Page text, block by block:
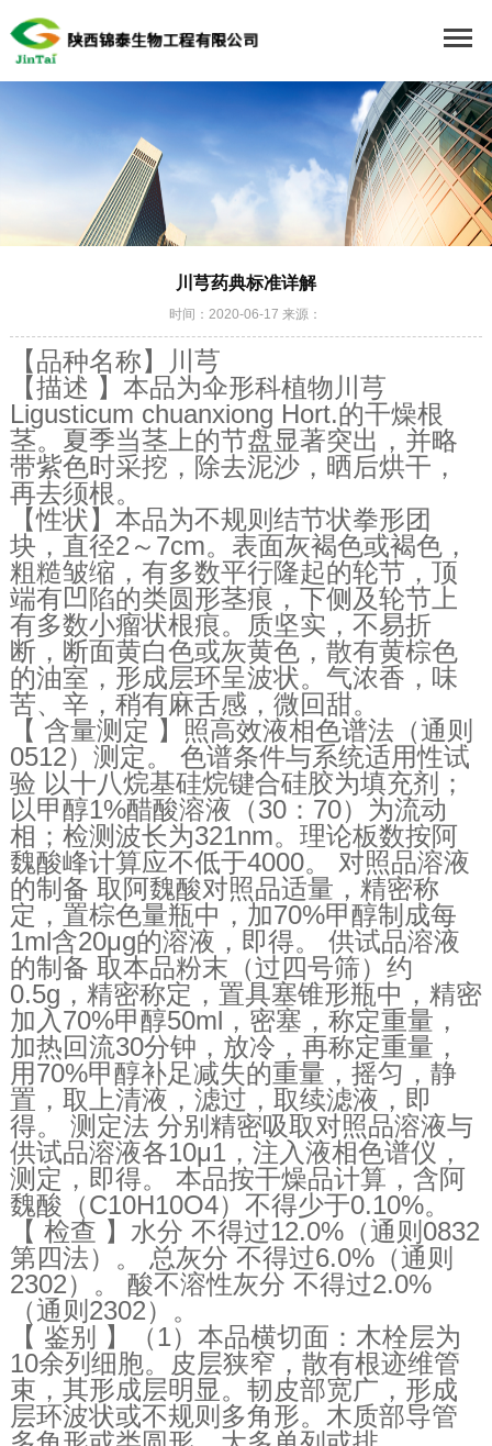
川芎药典标准详解
时间：2020-06-17 来源：
【品种名称】川芎
【描述 】本品为伞形科植物川芎
Ligusticum chuanxiong Hort.的干燥根
茎。夏季当茎上的节盘显著突出，并略
带紫色时采挖，除去泥沙，晒后烘干，
再去须根。
【性状】本品为不规则结节状拳形团
块，直径2～7cm。表面灰褐色或褐色，
粗糙皱缩，有多数平行隆起的轮节，顶
端有凹陷的类圆形茎痕，下侧及轮节上
有多数小瘤状根痕。质坚实，不易折
断，断面黄白色或灰黄色，散有黄棕色
的油室，形成层环呈波状。气浓香，味
苦、辛，稍有麻舌感，微回甜。
【 含量测定 】照高效液相色谱法（通则
0512）测定。 色谱条件与系统适用性试
验 以十八烷基硅烷键合硅胶为填充剂；
以甲醇1%醋酸溶液（30：70）为流动
相；检测波长为321nm。理论板数按阿
魏酸峰计算应不低于4000。 对照品溶液
的制备 取阿魏酸对照品适量，精密称
定，置棕色量瓶中，加70%甲醇制成每
1ml含20μg的溶液，即得。 供试品溶液
的制备 取本品粉末（过四号筛）约
0.5g，精密称定，置具塞锥形瓶中，精密
加入70%甲醇50ml，密塞，称定重量，
加热回流30分钟，放冷，再称定重量，
用70%甲醇补足减失的重量，摇匀，静
置，取上清液，滤过，取续滤液，即
得。 测定法 分别精密吸取对照品溶液与
供试品溶液各10μ1，注入液相色谱仪，
测定，即得。 本品按干燥品计算，含阿
魏酸（C10H10O4）不得少于0.10%。
【 检查 】水分 不得过12.0%（通则0832
第四法）。 总灰分 不得过6.0%（通则
2302）。 酸不溶性灰分 不得过2.0%
（通则2302）。
【 鉴别 】（1）本品横切面：木栓层为
10余列细胞。皮层狭窄，散有根迹维管
束，其形成层明显。韧皮部宽广，形成
层环波状或不规则多角形。木质部导管